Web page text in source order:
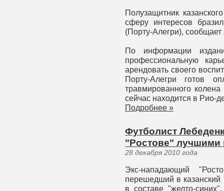
Полузащитник
сферу интересов
(Порту-Алегри), сообщает
По информации
профессиональную
арендовать своего
Порту-Алегри готов
травмированного
сейчас находится в Рио-
Подробнее »
Футболист
"Ростове" лучшими
28 декабря 2010 года
Экс-нападающий
перешедший в казанский
в составе "желто-